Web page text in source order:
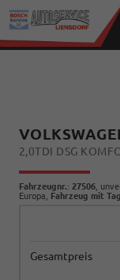
2,0TDI DSG
Fahrzeugnr.: 27506 ,
Europa, Fahrzeug mit
Gesamtpreis